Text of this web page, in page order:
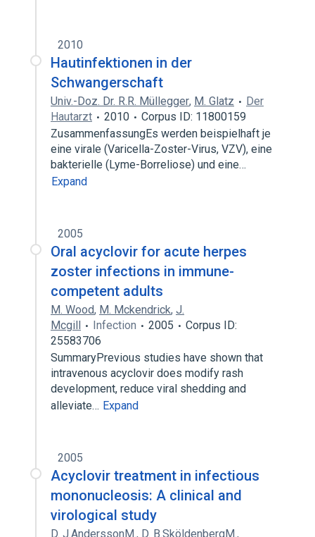
2010
Hautinfektionen in der
Schwangerschaft
Univ.-Doz. Dr. R.R. Müllegger, M. Glatz
Der
Hautarzt
2010
Corpus ID: 11800159
ZusammenfassungEs werden beispielhaft je
eine virale (Varicella-Zoster-Virus, VZV), eine
bakterielle (Lyme-Borreliose) und eine…
Expand
2005
Oral acyclovir for acute herpes
zoster infections in immune-
competent adults
M. Wood, M. Mckendrick, J.
Mcgill
Infection 2005
Corpus ID:
25583706
SummaryPrevious studies have shown that
intravenous acyclovir does modify rash
development, reduce viral shedding and
alleviate… Expand
2005
Acyclovir treatment in infectious
mononucleosis: A clinical and
virological study
D. J.AnderssonM., D. B.SköldenbergM.,